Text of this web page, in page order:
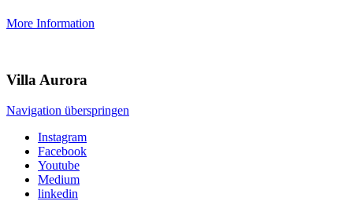
More Information
VillaAurora
Navigation überspringen
Instagram
Facebook
Youtube
Medium
linkedin